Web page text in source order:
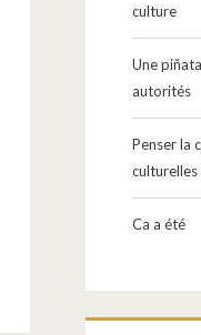
culture
Une
autorités
Penser la
Ca a été